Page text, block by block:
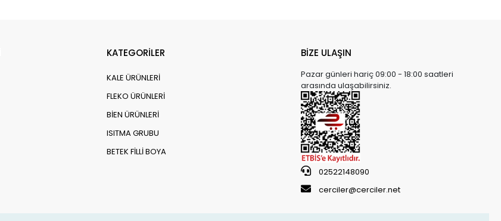
KATEGORİLER
KALE ÜRÜNLERİ
FLEKO ÜRÜNLERİ
BİEN ÜRÜNLERİ
ISITMA GRUBU
BETEK FİLLİ BOYA
BİZE ULAŞIN
Pazar günleri hariç 09:00 - 18:00 saatleri
arasında ulaşabilirsiniz.
02522148090
cerciler@cerciler.net